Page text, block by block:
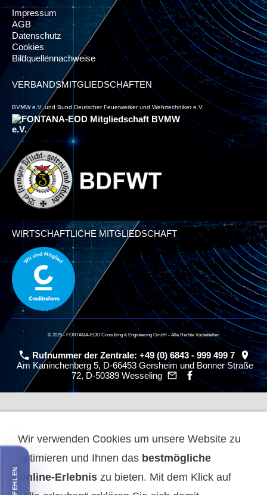
Impressum
AGB
Datenschutz
Cookies
Bildquellennachweise
VERBANDSMITGLIEDSCHAFTEN
BVMW e.V. und Bund Deutscher Feuerwerker und Wehrtechniker e.V.
WIRTSCHAFTLICHE MITGLIEDSCHAFT
© 2025 - FONTANA-EOD Consulting & Engineering GmbH - Alle Rechte Vorbehalten
Rufnummer der Zentrale: +49 (0) 6843 - 999 499 7
Am Kaninchenberg 5, D-66453 Gersheim und Bonner Straße
72, D-50389 Wesseling
Wir verwenden Cookies um unsere Website zu
optimieren und Ihnen das bestmögliche
Online-Erlebnis zu bieten. Mit dem Klick auf